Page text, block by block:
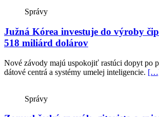
Správy
Južná Kórea investuje do výroby
518 miliárd dolárov
Nové závody majú uspokojiť rastúci dopyt po
dátové centrá a systémy umelej inteligencie.
Správy